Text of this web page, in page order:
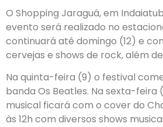
O Shopping Jaraguá, em
evento será realizado no
continuará até domingo (12) e
cervejas e shows de rock, além
Na quinta-feira (9) o festival
banda Os Beatles. Na sexta-
musical ficará com o cover do
às 12h com diversos shows